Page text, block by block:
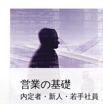
営業の基礎
内定者・新人・若手社員